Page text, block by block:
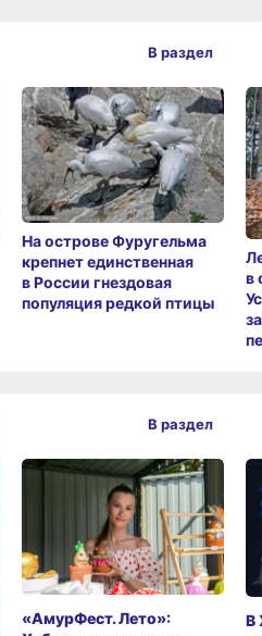
На острове Фуругельма
крепнет единственная
в России гнездовая
популяция редкой птицы
в
В раздел
«АмурФест. Лето»:
В
В раздел